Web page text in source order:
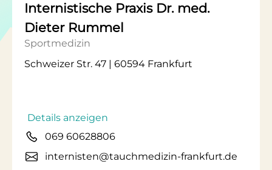
Internistische Praxis Dr. med.
Dieter Rummel
Sportmedizin
Schweizer Str. 47 | 60594 Frankfurt
Details anzeigen
069 60628806
internisten@tauchmedizin-frankfurt.de